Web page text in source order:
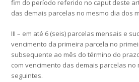
fim do período referido no caput deste
das demais parcelas no mesmo dia dos
III – em até 6 (seis) parcelas mensais e
vencimento da primeira parcela no
subsequente ao mês do término do
com vencimento das demais parcelas no
seguintes.